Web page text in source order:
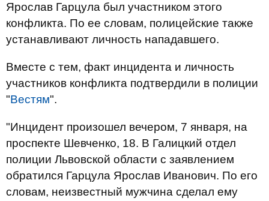
Ярослав Гарцула был участником этого
конфликта. По ее словам, полицейские также
устанавливают личность нападавшего.
Вместе с тем, факт инцидента и личность
участников конфликта подтвердили в полиции
"Вестям".
"Инцидент произошел вечером, 7 января, на
проспекте Шевченко, 18. В Галицкий отдел
полиции Львовской области с заявлением
обратился Гарцула Ярослав Иванович. По его
словам, неизвестный мужчина сделал ему